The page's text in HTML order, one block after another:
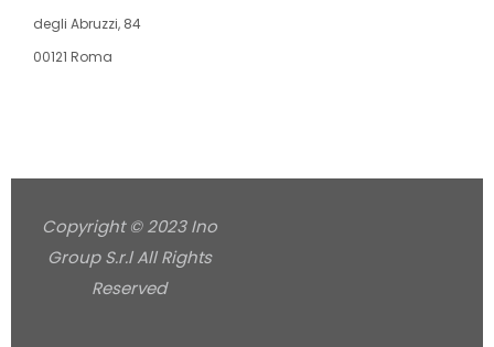
degli Abruzzi, 84
00121 Roma
Copyright © 2023 Ino
Group S.r.l All Rights
Reserved